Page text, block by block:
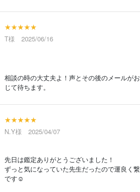
★★★★★
T様 2025/06/16
相談の時の大丈夫よ！声とその後のメールが
じて待ちます。
★★★★★
N.Y様 2025/04/07
先日は鑑定ありがとうございました！
ずっと気になっていた先生だったので運良く
です☺️